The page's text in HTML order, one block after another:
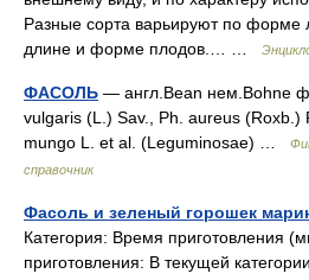
Разные сорта варьируют по форме
длине и форме плодов.… …
ФАСОЛЬ — англ.Bean нем.Bohne
vulgaris (L.) Sav., Ph. aureus (Roxb.)
mungo L. et al. (Leguminosae) …
справочник
Фасоль и зеленый горошек
Категория: Время приготовления
приготовления: В текущей